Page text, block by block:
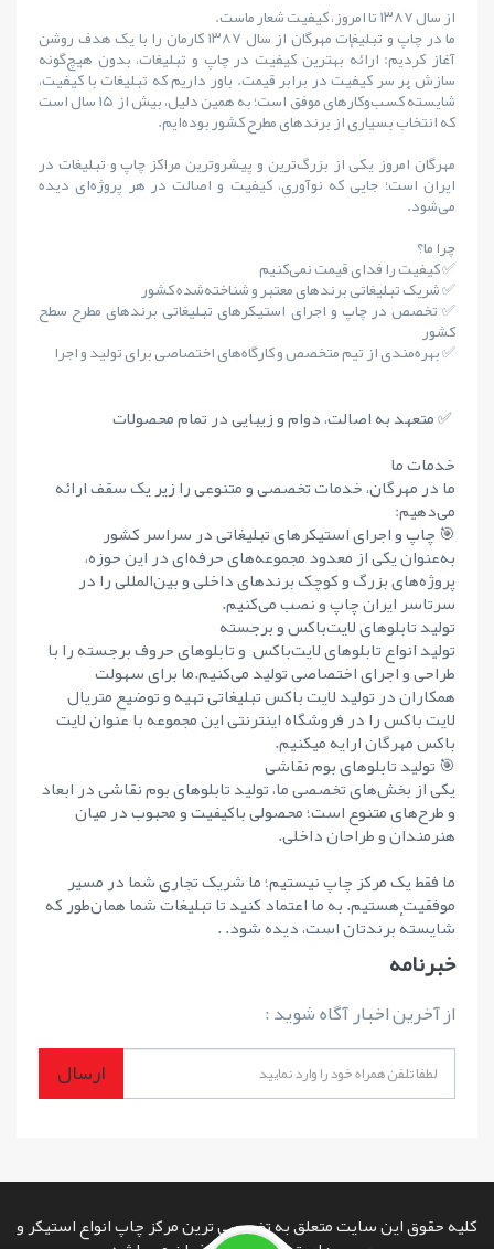
از سال ۱۳۸۷ تا امروز، کیفیت شعار ماست.
ما در چاپ و تبلیغات مهرگان از سال ۱۳۸۷ کارمان را با یک هدف روشن
آغاز کردیم: ارائهٔ بهترین کیفیت در چاپ و تبلیغات، بدون هیچ‌گونه
سازش بر سر کیفیت در برابر قیمت. باور داریم که تبلیغات با کیفیت،
شایستهٔ کسب‌وکارهای موفق است؛ به همین دلیل، بیش از ۱۵ سال است
که انتخاب بسیاری از برندهای مطرح کشور بوده‌ایم.
مهرگان امروز یکی از بزرگ‌ترین و پیشروترین مراکز چاپ و تبلیغات در
ایران است؛ جایی که نوآوری، کیفیت و اصالت در هر پروژه‌ای دیده
می‌شود.
چرا ما؟
✅ کیفیت را فدای قیمت نمی‌کنیم
✅ شریک تبلیغاتی برندهای معتبر و شناخته‌شده کشور
✅ تخصص در چاپ و اجرای استیکرهای تبلیغاتی برندهای مطرح سطح
کشور
✅ بهره‌مندی از تیم متخصص و کارگاه‌های اختصاصی برای تولید و اجرا
✅ متعهد به اصالت، دوام و زیبایی در تمام محصولات
خدمات ما
ما در مهرگان، خدمات تخصصی و متنوعی را زیر یک سقف ارائه
می‌دهیم:
🎯 چاپ و اجرای استیکرهای تبلیغاتی در سراسر کشور
به‌عنوان یکی از معدود مجموعه‌های حرفه‌ای در این حوزه،
پروژه‌های بزرگ و کوچک برندهای داخلی و بین‌المللی را در
سرتاسر ایران چاپ و نصب می‌کنیم.
تولید تابلوهای لایت‌باکس و برجسته
تولید انواع تابلوهای لایت‌باکس و تابلوهای حروف برجسته را با
طراحی و اجرای اختصاصی تولید می‌کنیم.ما برای سهولت
همکاران در تولید لایت باکس تبلیغاتی تهیه و توضیع متریال
لایت باکس را در فروشگاه اینترنتی این مجموعه با عنوان لایت
باکس مهرگان ارایه میکنیم.
🎯 تولید تابلوهای بوم نقاشی
یکی از بخش‌های تخصصی ما، تولید تابلوهای بوم نقاشی در ابعاد
و طرح‌های متنوع است؛ محصولی باکیفیت و محبوب در میان
هنرمندان و طراحان داخلی.
ما فقط یک مرکز چاپ نیستیم؛ ما شریک تجاری شما در مسیر
موفقیت هستیم. به ما اعتماد کنید تا تبلیغات شما همان‌طور که
شایستهٔ برندتان است، دیده شود. .
خبرنامه
از آخرین اخبار آگاه شوید :
ارسال
کلیه حقوق این سایت متعلق به تخصصی ترین مرکز چاپ انواع استیکر و